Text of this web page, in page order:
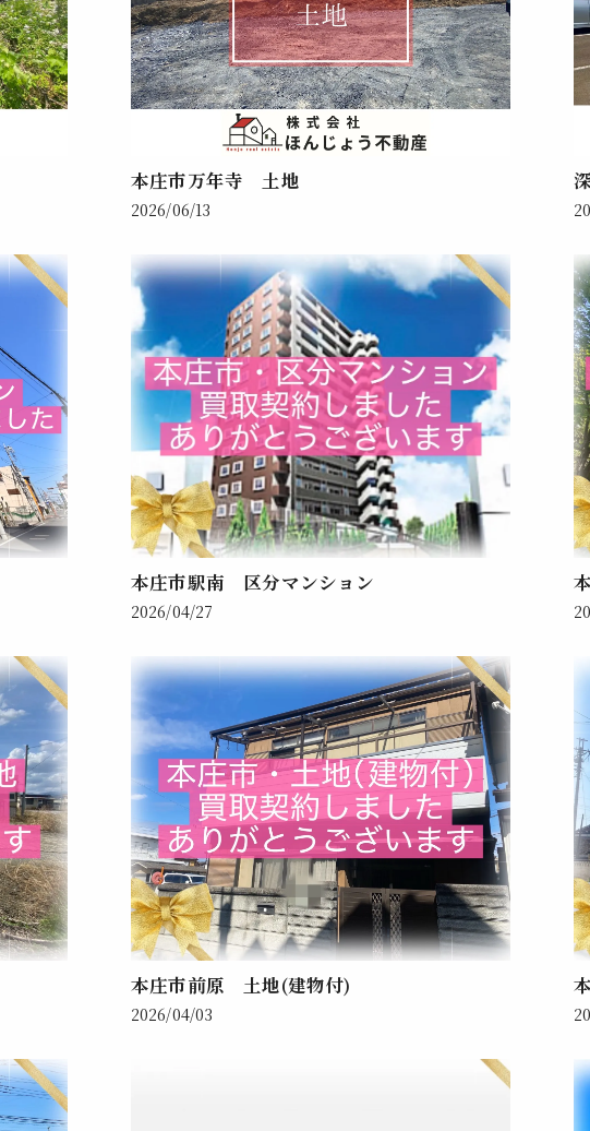
本庄市万年寺 土地
2026/06/13
本庄市駅南 区分マンション
2026/04/27
本庄市前原 土地(建物付)
2026/04/03